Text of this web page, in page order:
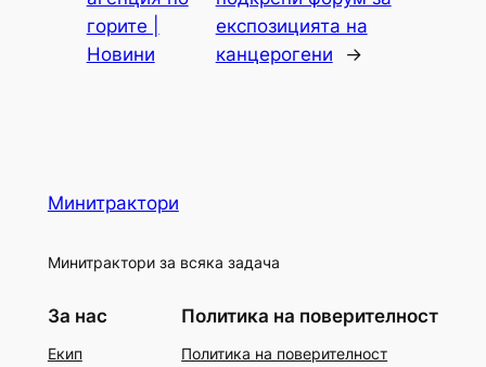
горите |
Новини
експозицията на
канцерогени
→
Минитрактори
Минитрактори за всяка задача
За нас
Екип
Политика на поверителност
Политика на поверителност